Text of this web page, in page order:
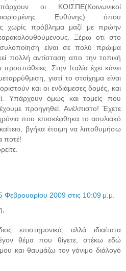
οι ΚΟΙΣΠΕ(Κοινωνικοί
Ευθύνης) όπου
χωρίς πρόβλημα μαζί με πρώην
Ξέρω οτι στο
είναι σε πολύ πρώιμα
πολλή αντίσταση απο την τοπική
προσπάθειες. Στην Ιταλία έχει κάνει
γιατί το στοίχημα είναι
και οι ενδιάμεσες δομές, και
Υπάρχουν όμως και τομείς που
προηγηθεί. Ανέλπιστο! Έχετε
που επισκέφθηκα το ασυλιακό
βγήκα έτοιμη να λιποθυμήσω
ποτέ!
Φεβρουαρίου 2009 στις 10:09 μ.μ.
επιστημονικά, αλλά ιδιαίτατα
θέμα που θίγετε, στέκω εδώ
και θαυμάζω τον γόνιμο διάλογό